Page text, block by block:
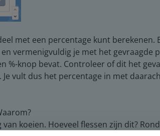
met een percentage kunt berekenen.
vermenigvuldig je met het gevraagde
%-knop bevat. Controleer of dit het
vult dus het percentage in met
koeien. Hoeveel flessen zijn dit?